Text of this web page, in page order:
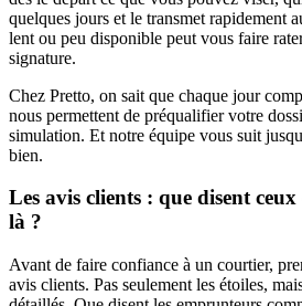
quelques jours et le transmet rapidement
lent ou peu disponible peut vous faire
signature.
Chez Pretto, on sait que chaque jour
nous permettent de préqualifier votre
simulation. Et notre équipe vous suit
bien.
Les avis clients : que disent
là ?
Avant de faire confiance à un courtier,
avis clients. Pas seulement les étoiles,